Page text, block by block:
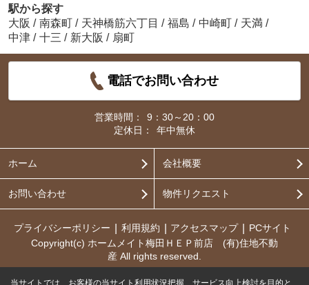
駅から探す
大阪 / 南森町 / 天神橋筋六丁目 / 福島 / 中崎町 / 天満 /
中津 / 十三 / 新大阪 / 扇町
電話でお問い合わせ
営業時間：
9：30～20：00
定休日：
年中無休
ホーム 会社概要
お問い合わせ 物件リクエスト
プライバシーポリシー 利用規約 アクセスマップ
PCサイト
Copyright(c) ホームメイト梅田ＨＥＰ前店 (有)住地不動
産 All rights reserved.
当サイトでは、お客様の当サイト利用状況把握、サービス向上検討を目的と